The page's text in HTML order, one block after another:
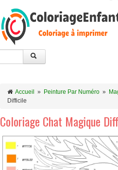
Accueil » Peinture Par Numéro »
Difficile
Coloriage Chat Magique